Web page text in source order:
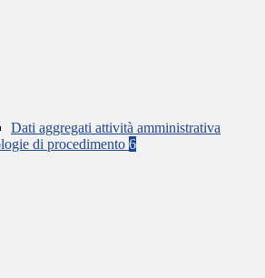
Dati aggregati attività amministrativa
di procedimento 6